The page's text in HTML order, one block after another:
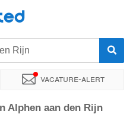
Rijn
Vacature-alert
Bedrijf Uitzendbureau
Alphen aan den Rijn